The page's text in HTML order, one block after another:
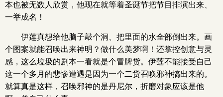
本也被无数人欣赏，他现在就等着圣诞节把节目排演出来、
一举成名！
伊莲真想给他脑子敲个洞、把里面的水全部倒出来。画
个图案就能召唤出来神明？做什么美梦啊！还掌控创意与灵
感，这么垃圾的剧本一看就是个冒牌货。伊莲不能接受自己
这一个多月的悲惨遭遇是因为一个二货召唤邪神搞出来的。
就算真是这样，召唤邪神的是丹尼尔，折磨对象应该是他